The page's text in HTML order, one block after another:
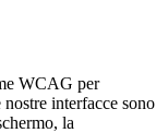
WCAG per
interfacce sono
la